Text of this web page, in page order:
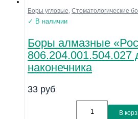
Боры угловые, Стоматологические
✓ В наличии
Боры алмазные
806.204.001.504.027
наконечника
33 руб
В